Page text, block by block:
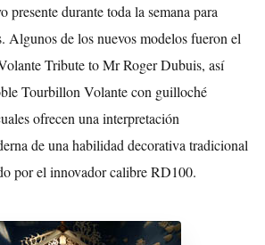
presente durante toda la semana para
Algunos de los nuevos modelos fueron el
Tribute to Mr Roger Dubuis, así
Tourbillon Volante con guilloché
ofrecen una interpretación
de una habilidad decorativa tradicional
por el innovador calibre RD100.